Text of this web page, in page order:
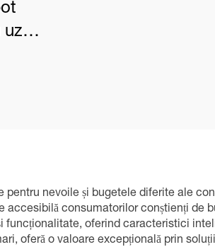
uz
nevoile și bugetele diferite ale
consumatorilor conștienți de
oferind caracteristici
oferă o valoare excepțională prin